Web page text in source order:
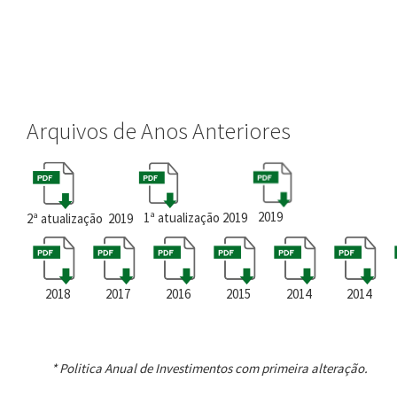
Arquivos de Anos Anteriores
2ª atualização 2019 1ª atualização 2019 2019
2018 2017 2016 2015 2014 2014
* Politica Anual de Investimentos com primeira alteração.